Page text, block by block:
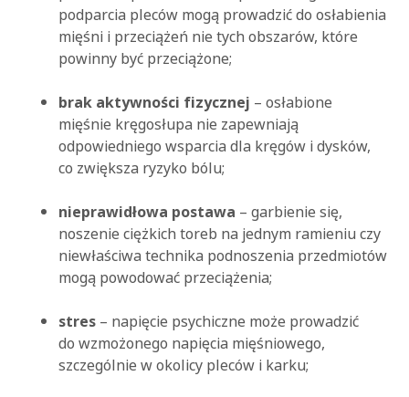
podparcia pleców mogą prowadzić do osłabienia
mięśni i przeciążeń nie tych obszarów, które
powinny być przeciążone;
brak aktywności fizycznej – osłabione
mięśnie kręgosłupa nie zapewniają
odpowiedniego wsparcia dla kręgów i dysków,
co zwiększa ryzyko bólu;
nieprawidłowa postawa – garbienie się,
noszenie ciężkich toreb na jednym ramieniu czy
niewłaściwa technika podnoszenia przedmiotów
mogą powodować przeciążenia;
stres– napięcie psychiczne może prowadzić
do wzmożonego napięcia mięśniowego,
szczególnie w okolicy pleców i karku;